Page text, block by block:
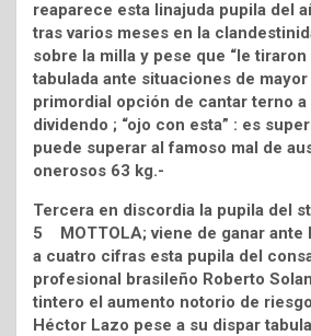
reaparece esta linajuda pupila del
tras varios meses en la
sobre la milla y pese que “le tiraron
tabulada ante situaciones de
primordial opción de cantar terno a
dividendo ; “ojo con esta” : es
puede superar al famoso mal de
onerosos 63 kg.-
Tercera en discordia la pupila del
5 MOTTOLA; viene de ganar ante
a cuatro cifras esta pupila del
profesional brasileño Roberto
tintero el aumento notorio de
Héctor Lazo pese a su dispar